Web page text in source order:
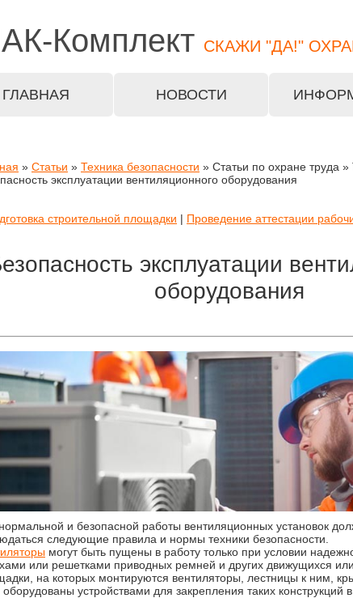
Комплект СКАЖИ "ДА!"
ГЛАВНАЯ НОВОСТИ
» Статьи » Техника безопасности » Статьи по охране труда »
эксплуатации вентиляционного оборудования
строительной площадки | Проведение аттестации
эксплуатации
оборудования
и безопасной работы вентиляционных установок
следующие правила и нормы техники безопасности.
могут быть пущены в работу только при условии
или решетками приводных ремней и других движущихся
на которых монтируются вентиляторы, лестницы к ним,
оборудованы устройствами для закрепления таких конструкций